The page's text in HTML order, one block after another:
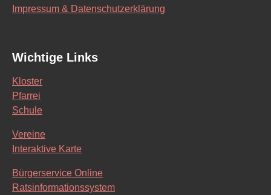
Impressum & Datenschutzerklärung
Wichtige Links
Kloster
Pfarrei
Schule
Vereine
Interaktive Karte
Bürgerservice Online
Ratsinformationssystem